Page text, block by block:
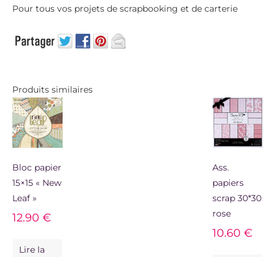
Pour tous vos projets de scrapbooking et de carterie
Produits similaires
Bloc papier
15×15 « New
Leaf »
12.90 €
Lire la
Ass.
papiers
scrap 30*30
rose
10.60€